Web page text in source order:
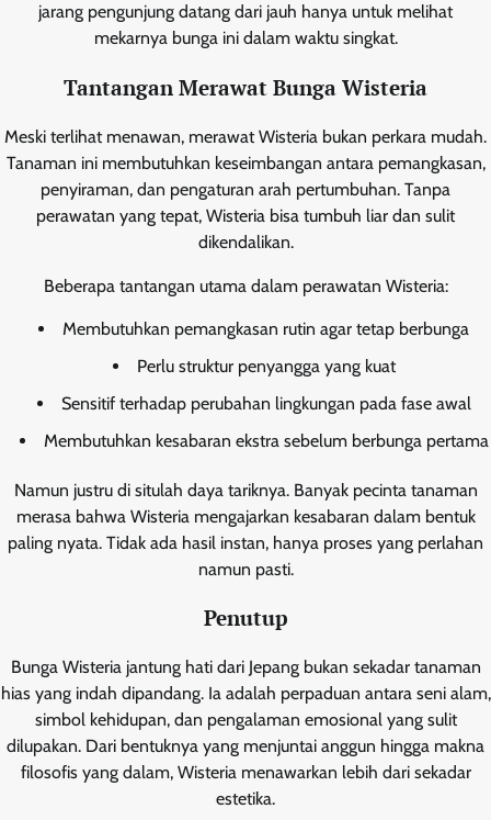
jarang pengunjung datang dari jauh hanya untuk melihat
mekarnya bunga ini dalam waktu singkat.
Tantangan Merawat Bunga Wisteria
Meski terlihat menawan, merawat Wisteria bukan perkara mudah.
Tanaman ini membutuhkan keseimbangan antara pemangkasan,
penyiraman, dan pengaturan arah pertumbuhan. Tanpa
perawatan yang tepat, Wisteria bisa tumbuh liar dan sulit
dikendalikan.
Beberapa tantangan utama dalam perawatan Wisteria:
Membutuhkan pemangkasan rutin agar tetap berbunga
Perlu struktur penyangga yang kuat
Sensitif terhadap perubahan lingkungan pada fase awal
Membutuhkan kesabaran ekstra sebelum berbunga pertama
Namun justru di situlah daya tariknya. Banyak pecinta tanaman
merasa bahwa Wisteria mengajarkan kesabaran dalam bentuk
paling nyata. Tidak ada hasil instan, hanya proses yang perlahan
namun pasti.
Penutup
Bunga Wisteria jantung hati dari Jepang bukan sekadar tanaman
hias yang indah dipandang. Ia adalah perpaduan antara seni alam,
simbol kehidupan, dan pengalaman emosional yang sulit
dilupakan. Dari bentuknya yang menjuntai anggun hingga makna
filosofis yang dalam, Wisteria menawarkan lebih dari sekadar
estetika.